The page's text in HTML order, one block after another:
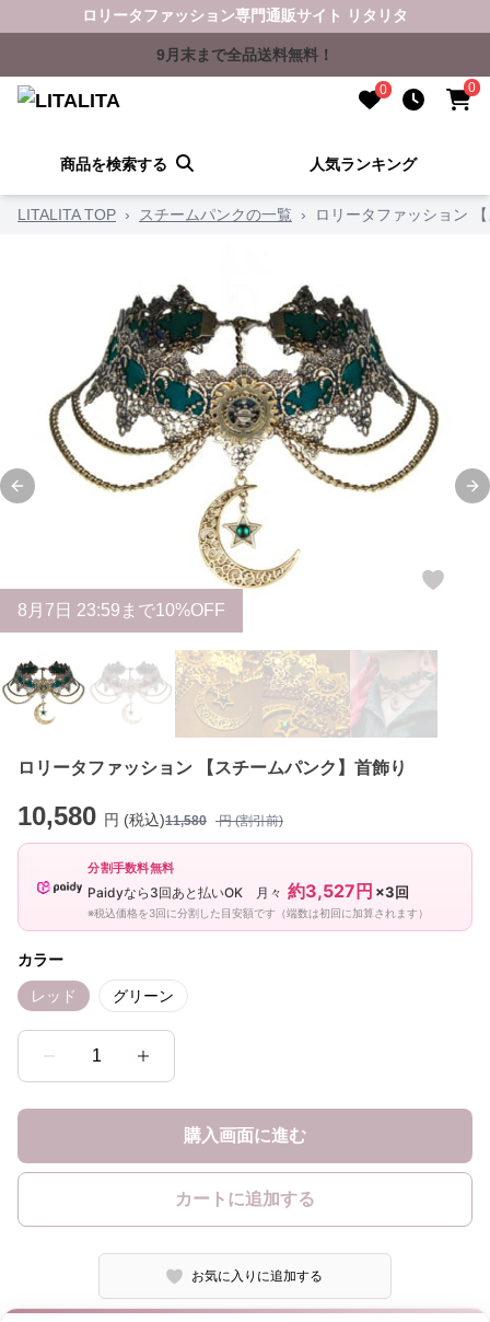
ロリータファッション専門通販サイト リタリタ
9月末まで全品送料無料！
0 0
商品を検索する 人気ランキング
LITALITA TOP › スチームパンクの一覧 › ロリータファッション
Previous slide
8 月 7 日 23:59まで10%OFF
ロリータファッション 【スチームパンク】首飾り
10,580 円 (税込)11,580 円 (割引前)
分割手数料無料
Paidyなら3回あと払いOK 月々 約3,527円 ×3回
※税込価格を3回に分割した目安額です（端数は初回に加算されます）
カラー
レッド グリーン
1
購入画面に進む
カートに追加する
お気に入りに追加する